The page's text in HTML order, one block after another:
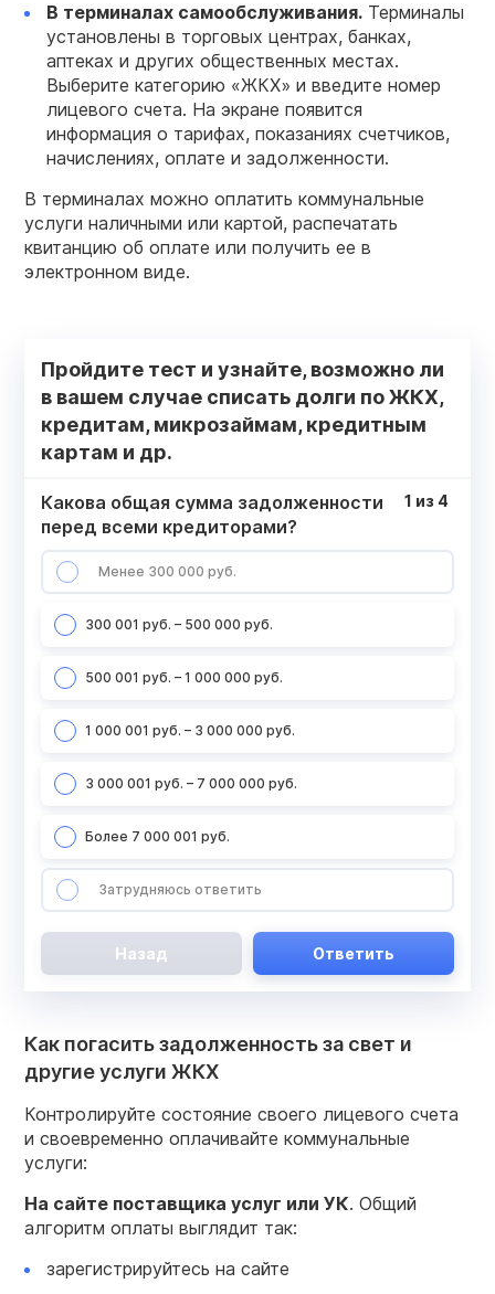
В терминалах самообслуживания. Терминалы
установлены в торговых центрах, банках,
аптеках и других общественных местах.
Выберите категорию «ЖКХ» и введите номер
лицевого счета. На экране появится
информация о тарифах, показаниях счетчиков,
начислениях, оплате и задолженности.
В терминалах можно оплатить коммунальные
услуги наличными или картой, распечатать
квитанцию об оплате или получить ее в
электронном виде.
Пройдите тест и узнайте, возможно ли
в вашем случае списать долги по ЖКХ,
кредитам, микрозаймам, кредитным
картам и др.
Какова общая сумма задолженности
перед всеми кредиторами?
Менее 300 000 руб.
300 001 руб. – 500 000 руб.
500 001 руб. – 1 000 000 руб.
1 000 001 руб. – 3 000 000 руб.
3 000 001 руб. – 7 000 000 руб.
Более 7 000 001 руб.
Затрудняюсь ответить
1 из 4
Назад Ответить
Как погасить задолженность за свет и
другие услуги ЖКХ
Контролируйте состояние своего лицевого счета
и своевременно оплачивайте коммунальные
услуги:
На сайте поставщика услуг или УК. Общий
алгоритм оплаты выглядит так:
зарегистрируйтесь на сайте